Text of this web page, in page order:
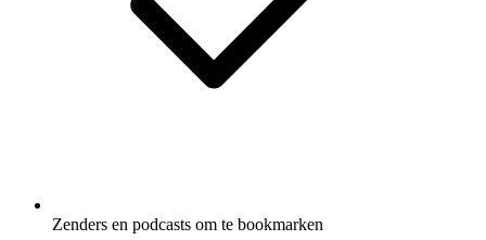
Zenders en podcasts om te bookmarken